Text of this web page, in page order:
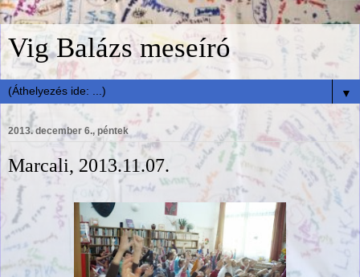
Vig Balázs meseíró
▼
2013. december 6., péntek
Marcali, 2013.11.07.